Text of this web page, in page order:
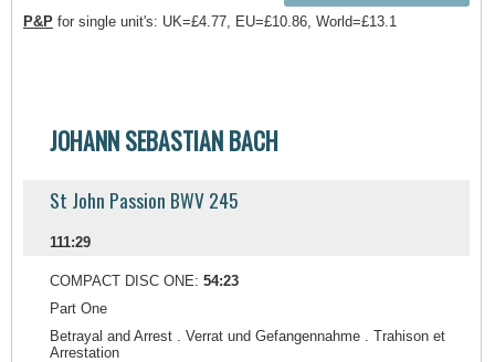
P&P for single unit's: UK=£4.77, EU=£10.86, World=£13.1
JOHANN SEBASTIAN BACH
St John Passion BWV 245
111:29
COMPACT DISC ONE: 54:23
Part One
Betrayal and Arrest . Verrat und Gefangennahme . Trahison et
Arrestation